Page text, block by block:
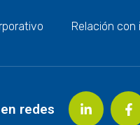
Relación
redes